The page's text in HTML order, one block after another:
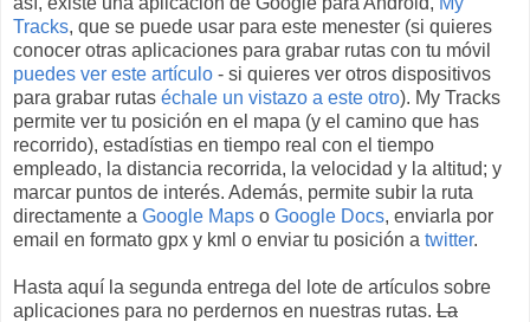
Tracks, que se puede usar para este menester (si quieres
conocer otras aplicaciones para grabar rutas con tu móvil
puedes ver este artículo - si quieres ver otros dispositivos
para grabar rutas échale un vistazo a este otro). My Tracks
permite ver tu posición en el mapa (y el camino que has
recorrido), estadístias en tiempo real con el tiempo
empleado, la distancia recorrida, la velocidad y la altitud; y
marcar puntos de interés. Además, permite subir la ruta
directamente a Google Maps o Google Docs, enviarla por
email en formato gpx y kml o enviar tu posición a twitter.
Hasta aquí la segunda entrega del lote de artículos sobre
aplicaciones para no perdernos en nuestras rutas. La